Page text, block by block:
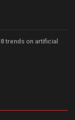
trends on artificial